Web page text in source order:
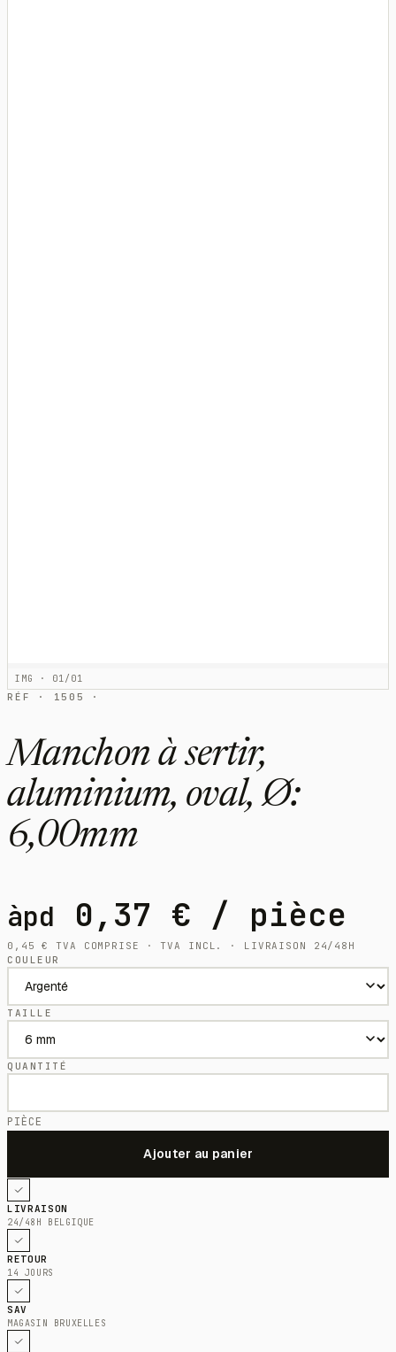
IMG · 01/01
RÉF · 1505 ·
Manchon à sertir,
aluminium, oval, Ø:
6,00mm
àpd 0,37 € / pièce
0,45€
TVA COMPRISE · TVA INCL. · LIVRAISON 24/48H
COULEUR
TAILLE
QUANTITÉ
PIÈCE
LIVRAISON
24/48H BELGIQUE
RETOUR
14 JOURS
SAV
MAGASIN BRUXELLES